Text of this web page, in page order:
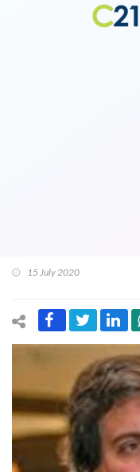
15 July 2020